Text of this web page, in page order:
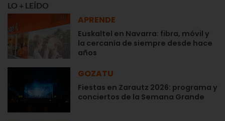
LO + LEÍDO
APRENDE
Euskaltel en Navarra: fibra, móvil y
la cercanía de siempre desde hace
años
GOZATU
Fiestas en Zarautz 2026: programa y
conciertos de la Semana Grande